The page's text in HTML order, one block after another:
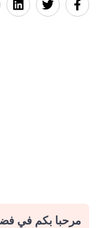
مرحبا بكم في